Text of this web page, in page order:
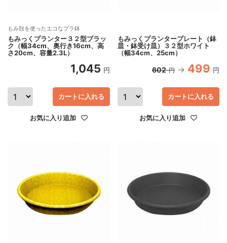
もみ殻を使ったエコなプラ鉢
もみっくプランター３２型ブラッ
ク（幅34cm、奥行き16cm、高
さ20cm、容量2.3L）
1,045 円
カートに入れる
お気に入り追加
もみっくプランタープレート（鉢
皿・鉢受け皿）３２型ホワイト
（幅34cm、25cm）
602 円 499 円
カートに入れる
お気に入り追加